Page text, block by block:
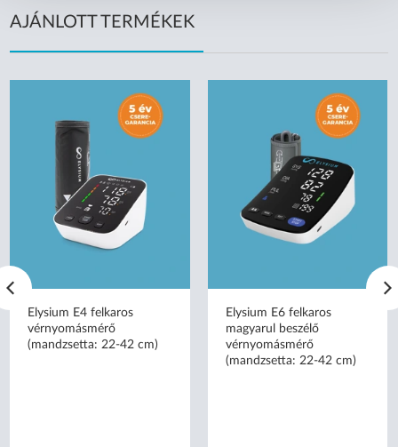
AJÁNLOTT TERMÉKEK
Elysium E4 felkaros
vérnyomásmérő
(mandzsetta: 22-42 cm)
Elysium E6 felkaros
magyarul beszélő
vérnyomásmérő
(mandzsetta: 22-42 cm)